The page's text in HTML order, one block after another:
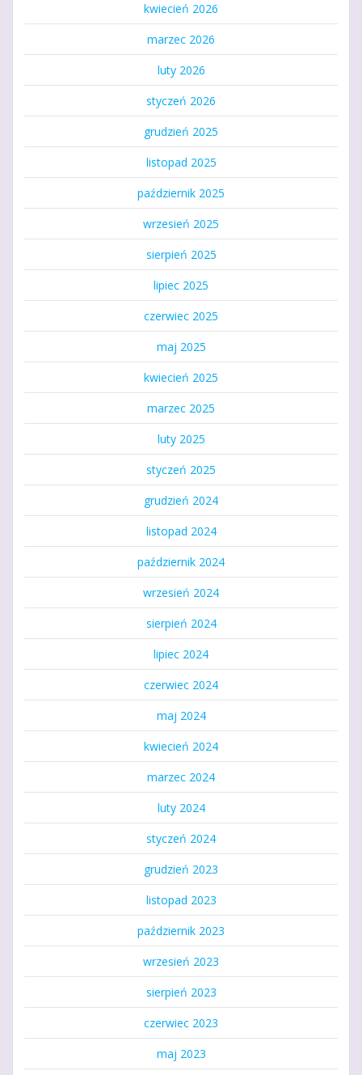
kwiecień 2026
marzec 2026
luty 2026
styczeń 2026
grudzień 2025
listopad 2025
październik 2025
wrzesień 2025
sierpień 2025
lipiec 2025
czerwiec 2025
maj 2025
kwiecień 2025
marzec 2025
luty 2025
styczeń 2025
grudzień 2024
listopad 2024
październik 2024
wrzesień 2024
sierpień 2024
lipiec 2024
czerwiec 2024
maj 2024
kwiecień 2024
marzec 2024
luty 2024
styczeń 2024
grudzień 2023
listopad 2023
październik 2023
wrzesień 2023
sierpień 2023
czerwiec 2023
maj 2023